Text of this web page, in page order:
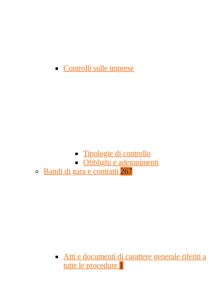
Controlli sulle imprese
Tipologie di controllo
Obblighi e adempimenti
Bandi di gara e contratti 267
Atti e documenti di carattere generale riferiti a
tutte le procedure 1